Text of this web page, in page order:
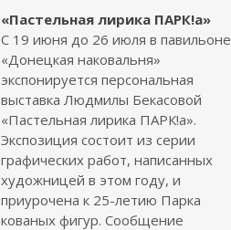
«Пастельная лирика ПАРК!а»
С 19 июня до 26 июля в павильоне
«Донецкая наковальня»
экспонируется персональная
выставка Людмилы Бекасовой
«Пастельная лирика ПАРК!а».
Экспозиция состоит из серии
графических работ, написанных
художницей в этом году, и
приурочена к 25-летию Парка
кованых фигур. Сообщение